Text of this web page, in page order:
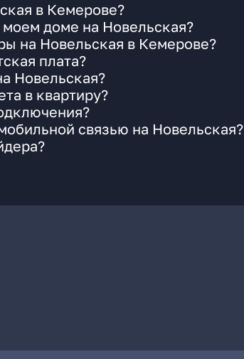
в Кемерове?
доме на Новельская?
на Новельская в Кемерове?
плата?
Новельская?
в квартиру?
связью на Новельская?